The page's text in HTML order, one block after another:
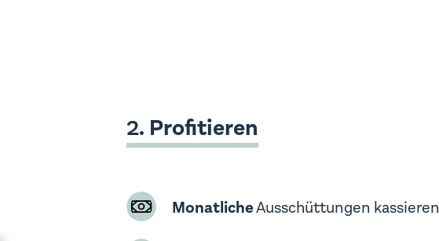
2. Profitieren
MonatlicheAusschüttungen kassieren